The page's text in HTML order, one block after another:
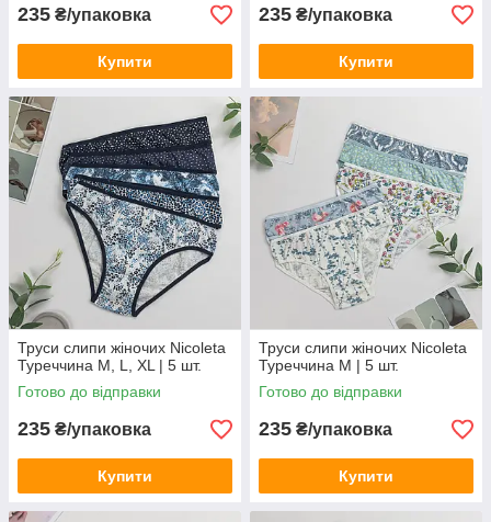
235 ₴/упаковка
Купити
235 ₴/упаковка
Купити
Труси слипи жіночих Nicoleta
Туреччина M, L, XL | 5 шт.
Готово до відправки
235 ₴/упаковка
Купити
Труси слипи жіночих Nicoleta
Туреччина M | 5 шт.
Готово до відправки
235 ₴/упаковка
Купити